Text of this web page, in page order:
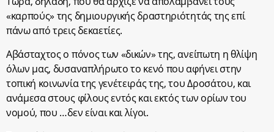
«καρπούς» της δημιουργικής δραστηριότητάς της επί
πάνω από τρεις δεκαετίες.
Αβάσταχτος ο πόνος των «δικών» της, ανείπωτη η θλίψη
όλων μας, δυσαναπλήρωτο το κενό που αφήνει στην
τοπική κοινωνία της γενέτειράς της, του Δροσάτου, και
ανάμεσα στους φίλους εντός και εκτός των ορίων του
νομού, που …δεν είναι και λίγοι.